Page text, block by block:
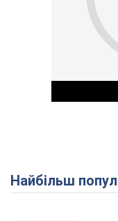
Найбільш